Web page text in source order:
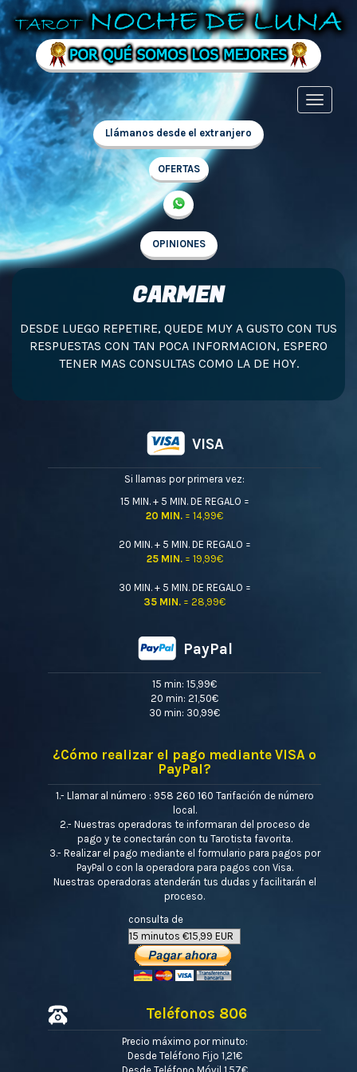
Llámanos desde el extranjero
OFERTAS
OPINIONES
CARMEN
DESDE LUEGO REPETIRE, QUEDE MUY A GUSTO CON TUS
RESPUESTAS CON TAN POCA INFORMACION, ESPERO
TENER MAS CONSULTAS COMO LA DE HOY.
VISA
Si llamas por primera vez:
15 MIN. + 5 MIN. DE REGALO =
20 MIN. = 14,99€
20 MIN. + 5 MIN. DE REGALO =
25 MIN.= 19,99€
30 MIN. + 5 MIN. DE REGALO =
35 MIN. = 28,99€
PayPal
15 min: 15,99€
20 min: 21,50€
30 min: 30,99€
¿Cómo realizar el pago mediante VISA o
PayPal?
1.- Llamar al número : 958 260 160 Tarifación de número
local.
2.- Nuestras operadoras te informaran del proceso de
pago y te conectarán con tu Tarotista favorita.
3.- Realizar el pago mediante el formulario para pagos por
PayPal o con la operadora para pagos con Visa.
Nuestras operadoras atenderán tus dudas y facilitarán el
proceso.
consulta de
Teléfonos 806
Precio máximo por minuto:
Desde Teléfono Fijo 1,21€